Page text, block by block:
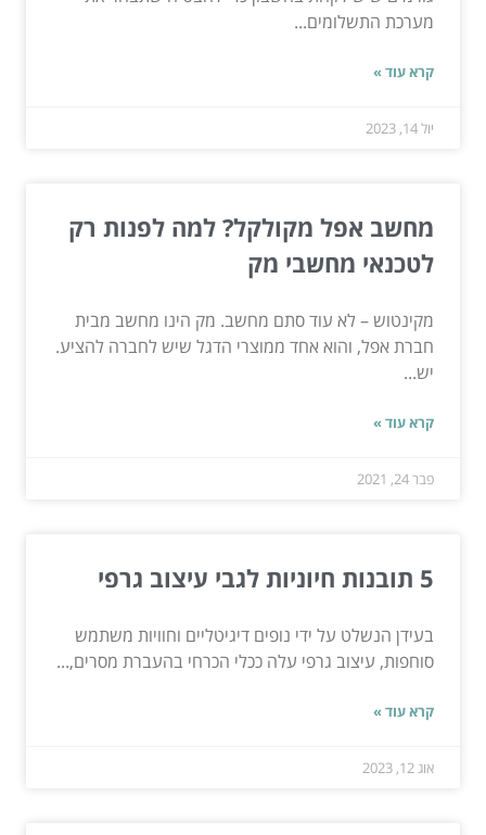
מערכת התשלומים...
קרא עוד »
יול 14, 2023
מחשב אפל מקולקל? למה לפנות רק
לטכנאי מחשבי מק
מקינטוש – לא עוד סתם מחשב. מק הינו מחשב מבית
חברת אפל, והוא אחד ממוצרי הדגל שיש לחברה להציע.
יש...
קרא עוד »
פבר 24, 2021
5 תובנות חיוניות לגבי עיצוב גרפי
בעידן הנשלט על ידי נופים דיגיטליים וחוויות משתמש
סוחפות, עיצוב גרפי עלה ככלי הכרחי בהעברת מסרים,...
קרא עוד »
אוג 12, 2023